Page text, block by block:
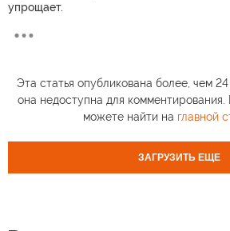
упрощает.
Эта статья опубликована более, чем 24
она недоступна для
можете найти на главной
ЗАГРУЗИТЬ ЕЩЕ